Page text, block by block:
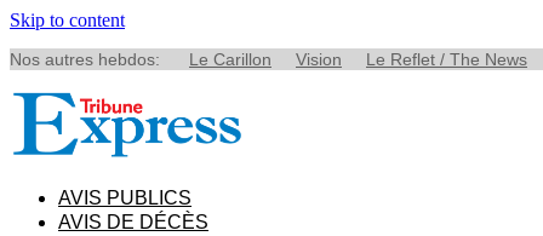
Skip to content
Nos autres hebdos: Le Carillon Vision Le Reflet / The News
AVIS PUBLICS
AVIS DE DÉCÈS